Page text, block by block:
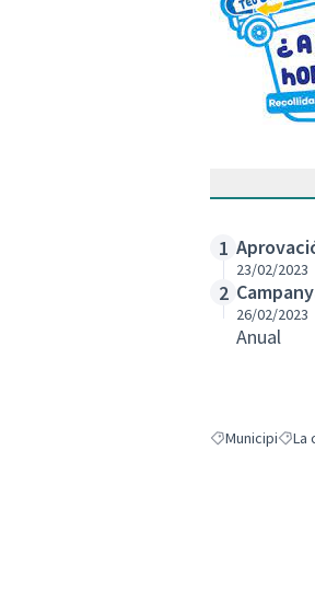
1
23/02/2023
2
26/02/2023
Anual
Resultats en
Municipi La